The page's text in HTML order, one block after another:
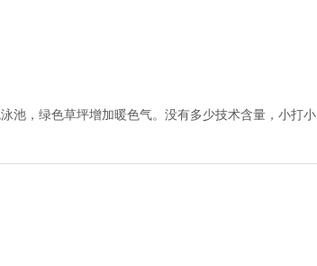
池，绿色草坪增加暖色气。没有多少技术含量，小打小